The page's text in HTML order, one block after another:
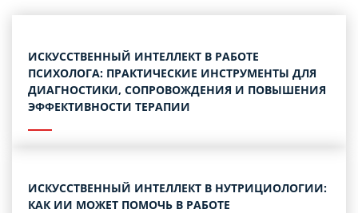
ИСКУССТВЕННЫЙ ИНТЕЛЛЕКТ В РАБОТЕ
ПСИХОЛОГА: ПРАКТИЧЕСКИЕ ИНСТРУМЕНТЫ ДЛЯ
ДИАГНОСТИКИ, СОПРОВОЖДЕНИЯ И ПОВЫШЕНИЯ
ЭФФЕКТИВНОСТИ ТЕРАПИИ
ИСКУССТВЕННЫЙ ИНТЕЛЛЕКТ В НУТРИЦИОЛОГИИ:
КАК ИИ МОЖЕТ ПОМОЧЬ В РАБОТЕ